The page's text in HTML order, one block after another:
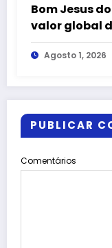
Bom Jesus
valor global
milhões com
Agosto 1, 2026
PUBLICAR
Comentários